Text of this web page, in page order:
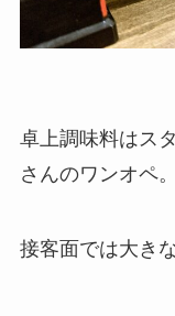
卓上調味料はス
さんのワンオペ。
接客面では大き